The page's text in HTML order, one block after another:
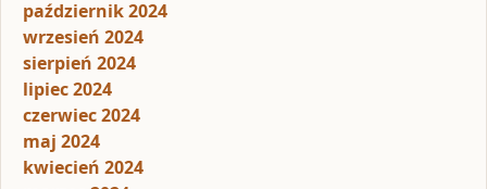
październik 2024
wrzesień 2024
sierpień 2024
lipiec 2024
czerwiec 2024
maj 2024
kwiecień 2024